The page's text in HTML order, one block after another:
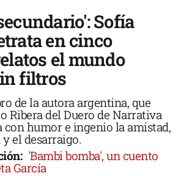
Sofía
en cinco
el mundo
filtros
de la autora argentina, que
Ribera del Duero de Narrativa
con humor e ingenio la amistad,
el desarraigo.
'Bambi bomba', un cuento
García